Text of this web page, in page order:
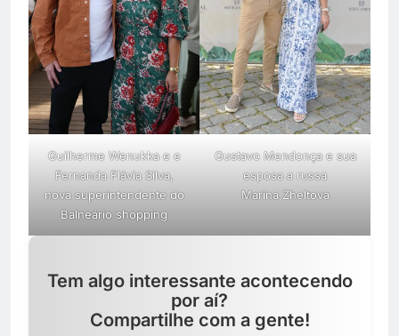
Guilherme Wenukka e e
Fernanda Flávia Silva,
nova superintendente do
Balneário shopping
Gustavo Mendonça e sua
esposa a russa
Marina Zheltova
Tem algo interessante acontecendo
por aí?
Compartilhe com a gente!